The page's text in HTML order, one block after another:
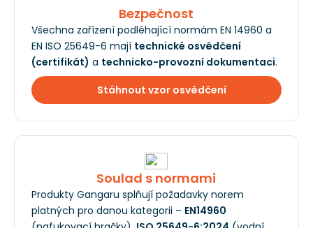
Bezpečnost
Všechna zařízení podléhající normám EN 14960 a
EN ISO 25649-6 mají technické osvědčení
(certifikát) a technicko-provozní dokumentaci.
Stáhnout vzor osvědčení
Soulad s normami
Produkty Gangaru splňují požadavky norem
platných pro danou kategorii – EN14960